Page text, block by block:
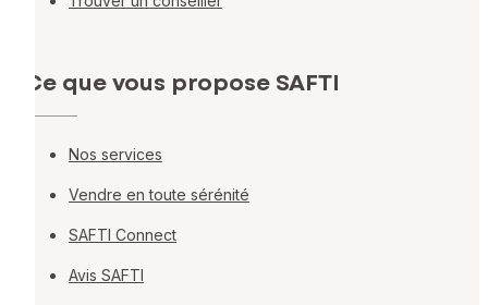
Ce que vous propose SAFTI
Nos services
Vendre en toute sérénité
SAFTI Connect
Avis SAFTI